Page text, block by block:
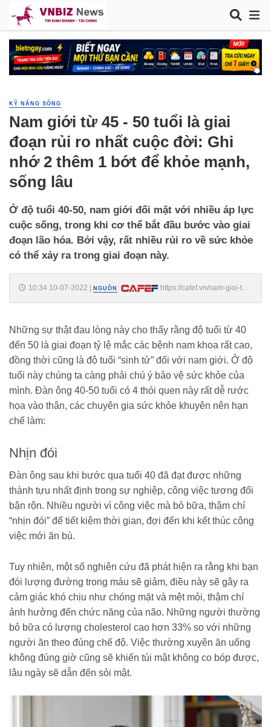
KỸ NĂNG SỐNG
Nam giới từ 45 - 50 tuổi là giai
đoạn rủi ro nhất cuộc đời: Ghi
nhớ 2 thêm 1 bớt để khỏe mạnh,
sống lâu
Ở độ tuổi 40-50, nam giới đối mặt với nhiều áp lực
cuộc sống, trong khi cơ thể bắt đầu bước vào giai
đoạn lão hóa. Bởi vậy, rất nhiều rủi ro về sức khỏe
có thể xảy ra trong giai đoạn này.
10:34 10-07-2022 NGUỒN :
https://cafef.vn/nam-gioi-tu-
Những sự thật đau lòng này cho thấy rằng độ tuổi từ 40
đến 50 là giai đoạn tỷ lệ mắc các bệnh nam khoa rất cao,
đồng thời cũng là độ tuổi “sinh tử” đối với nam giới. Ở độ
tuổi này chúng ta càng phải chú ý bảo vệ sức khỏe của
mình. Đàn ông 40-50 tuổi có 4 thói quen này rất dễ rước
họa vào thân, các chuyên gia sức khỏe khuyên nên hạn
chế làm:
Nhịn đói
Đàn ông sau khi bước qua tuổi 40 đã đạt được những
thành tựu nhất định trong sự nghiệp, công việc tương đối
bận rộn. Nhiều người vì công việc mà bỏ bữa, thậm chí
“nhịn đói” để tiết kiệm thời gian, đợi đến khi kết thúc công
việc mới ăn bù.
Tuy nhiên, một số nghiên cứu đã phát hiện ra rằng khi bạn
đói lượng đường trong máu sẽ giảm, điều này sẽ gây ra
cảm giác khó chịu như chóng mặt và mệt mỏi, thậm chí
ảnh hưởng đến chức năng của não. Những người thường
bỏ bữa có lượng cholesterol cao hơn 33% so với những
người ăn theo đúng chế độ. Việc thường xuyên ăn uống
không đúng giờ cũng sẽ khiến túi mật không co bóp được,
lâu ngày sẽ dẫn đến sỏi mật.